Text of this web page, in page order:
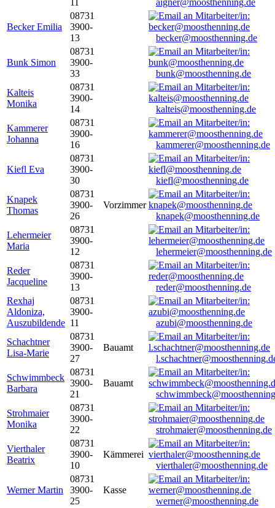
aigner@moosthenning.de
Becker Emilia
08731
3900-
13
becker@moosthenning.de
Bunk Simon
08731
3900-
33
bunk@moosthenning.de
Kalteis
Monika
08731
3900-
14
kalteis@moosthenning.de
Kammerer
Johanna
08731
3900-
16
kammerer@moosthenning.de
Kiefl Eva
08731
3900-
30
kiefl@moosthenning.de
Knapek
Thomas
08731
3900-
26
Vorzimmer
knapek@moosthenning.de
Lehermeier
Maria
08731
3900-
12
lehermeier@moosthenning.de
Reder
Jacqueline
08731
3900-
13
reder@moosthenning.de
Rexhaj
Aldoniza,
Auszubildende
08731
3900-
11
azubi@moosthenning.de
Schachtner
Lisa-Marie
08731
3900-
27
Bauamt
Schwimmbeck
Barbara
08731
3900-
21
Bauamt
Strohmaier
Monika
08731
3900-
22
strohmaier@moosthenning.de
Vierthaler
Beatrix
08731
3900-
10
Kämmerei
vierthaler@moosthenning.de
Werner Martin
08731
3900-
25
Kasse
werner@moosthenning.de